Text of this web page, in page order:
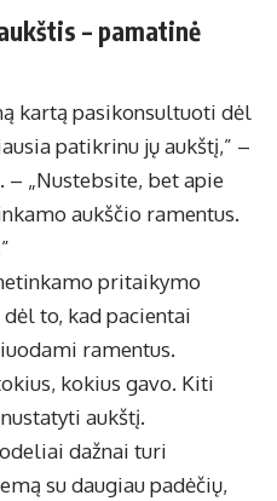
– pamatinė
kartą pasikonsultuoti dėl
patikrinu jų aukštį,” –
– „Nustebsite, bet apie
aukščio ramentus.
pritaikymo
to, kad pacientai
ramentus.
kokius gavo. Kiti
aukštį.
dažnai turi
su daugiau padėčių,